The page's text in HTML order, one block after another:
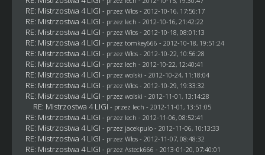
RE: Mistrzostwa 4 LIGI - przez Włos- 2012-10-16, 17:56:17
RE: Mistrzostwa 4 LIGI - przez lech - 2012-10-16, 21:42:22
RE: Mistrzostwa 4 LIGI - przez Włos- 2012-10-18, 08:01:13
RE: Mistrzostwa 4 LIGI - przez tomkey666 - 2012-10-18, 19:51:24
RE: Mistrzostwa 4 LIGI - przez Włos- 2012-10-22, 10:56:28
RE: Mistrzostwa 4 LIGI - przez lech - 2012-10-22, 12:40:41
RE: Mistrzostwa 4 LIGI - przez wolski - 2012-10-24, 11:18:04
RE: Mistrzostwa 4 LIGI - przez Włos- 2012-10-29, 19:33:32
RE: Mistrzostwa 4 LIGI - przez wolski - 2012-11-01, 13:14:28
RE: Mistrzostwa 4 LIGI - przez lech - 2012-11-01, 13:51:05
RE: Mistrzostwa 4 LIGI - przez lech - 2012-11-06, 08:52:41
RE: Mistrzostwa 4 LIGI - przez jacekpulo- 2012-11-06, 10:13:33
RE: Mistrzostwa 4 LIGI - przez Włos- 2012-11-07, 08:48:32
RE: Mistrzostwa 4 LIGI - przez Asteck666 - 2013-01-20, 07:40:01